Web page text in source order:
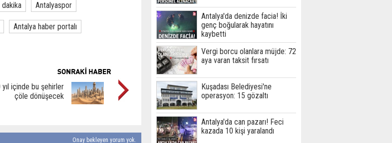
dakika Antalyaspor
Antalya haber portalı
yıl içinde bu şehirler
çöle dönüşecek
Onay bekleyen yorum yok.
Antalya'da denizde facia! İki
genç boğularak hayatını
kaybetti
Vergi borcu olanlara müjde: 72
aya varan taksit fırsatı
Kuşadası Belediyesi'ne
operasyon: 15 gözaltı
Antalya'da can pazarı! Feci
kazada 10 kişi yaralandı